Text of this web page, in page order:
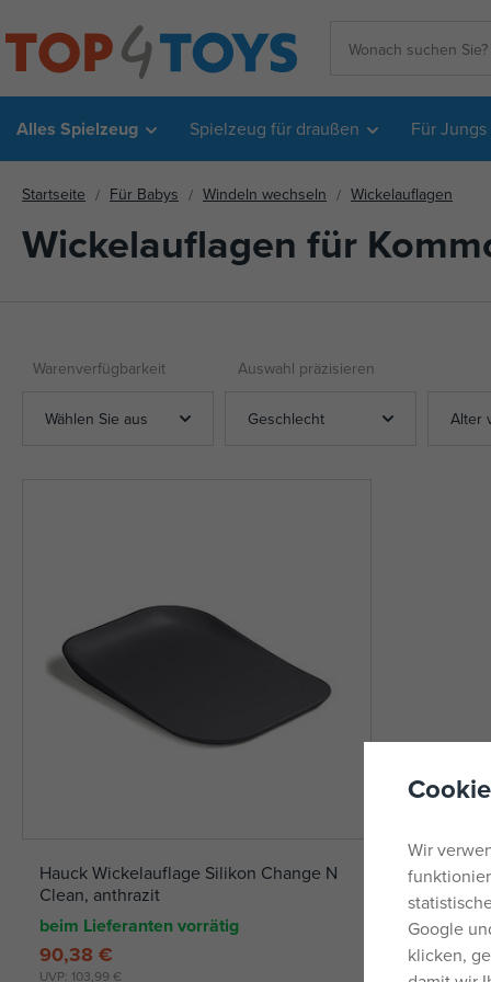
Alles Spielzeug Spielzeug für draußen Für Jungs
Startseite Für Babys Windeln wechseln Wickelauflagen
Wickelauflagen für
Warenverfügbarkeit Auswahl präzisieren
Wählen Sie aus Geschlecht Alter
Hauck Wickelauflage Silikon Change N
Clean, anthrazit
beim Lieferanten vorrätig
UVP: 103,99 €
90,38 €
Wir
Google
klicken,